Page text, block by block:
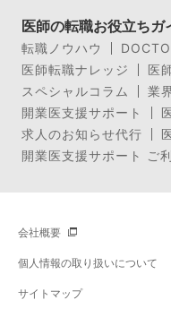
医師の転職お役立ちガ
転職ノウハウ
医師転職ナレッジ
医
スペシャルコラム
業
開業医支援サポート
求人のお知らせ代行
開業医支援サポート ご
会社概要
個人情報の取り扱いについて
サイトマップ